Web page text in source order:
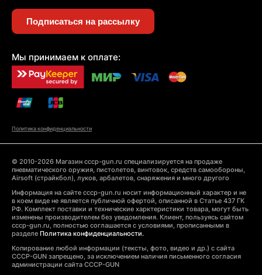
Подписаться на рассылку
Мы принимаем к оплате:
Политика конфиденциальности
© 2010-2026 Магазин cccp-gun.ru специализируется на продаже
пневматического оружия, пистолетов, винтовок, средств самообороны,
Airsoft (страйкбол), луков, арбалетов, снаряжения и много другого
Информация на сайте cccp-gun.ru носит информационный характер и не
в коем виде не является публичной офертой, описанной в Статье 437 ГК
РФ. Комплект поставки и технические харктеристики товара, могут быть
изменены производителем без уведомления. Клиент, пользуясь сайтом
cccp-gun.ru, полностью соглашается с условиями, прописанными в
разделе Политика конфиденциальности.
Копирование любой информации (тексты, фото, видео и др.) с сайта
CCCP-GUN запрещено, за исключением наличия письменного согласия
администрации сайта CCCP-GUN